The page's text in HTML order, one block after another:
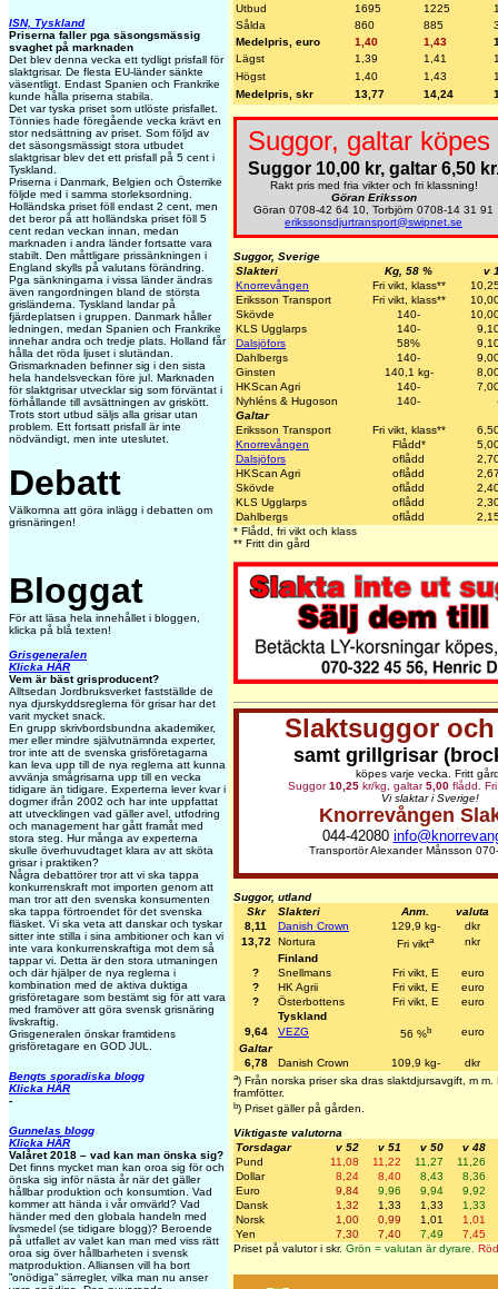
ISN, Tyskland
Priserna faller pga säsongsmässig
svaghet på marknaden
Det blev denna vecka ett tydligt prisfall för
slaktgrisar. De flesta EU-länder sänkte
väsentligt. Endast Spanien och Frankrike
kunde hålla priserna stabila.
Det var tyska priset som utlöste prisfallet.
Tönnies hade föregående vecka krävt en
stor nedsättning av priset. Som följd av
det säsongsmässigt stora utbudet
slaktgrisar blev det ett prisfall på 5 cent i
Tyskland.
Priserna i Danmark, Belgien och Österrike
följde med i samma storleksordning.
Holländska priset föll endast 2 cent, men
det beror på att holländska priset föll 5
cent redan veckan innan, medan
marknaden i andra länder fortsatte vara
stabilt. Den måttligare prissänkningen i
England skylls på valutans förändring.
Pga sänkningarna i vissa länder ändras
även rangordningen bland de största
grisländerna. Tyskland landar på
fjärdeplatsen i gruppen. Danmark håller
ledningen, medan Spanien och Frankrike
innehar andra och tredje plats. Holland får
hålla det röda ljuset i slutändan.
Grismarknaden befinner sig i den sista
hela handelsveckan före jul. Marknaden
för slaktgrisar utvecklar sig som förväntat i
förhållande till avsättningen av griskött.
Trots stort utbud säljs alla grisar utan
problem. Ett fortsatt prisfall är inte
nödvändigt, men inte uteslutet.
Debatt
Välkomna att göra inlägg i debatten om
grisnäringen!
Bloggat
För att läsa hela innehållet i bloggen,
klicka på blå texten!
Grisgeneralen
Klicka HÄR
Vem är bäst grisproducent?
Alltsedan Jordbruksverket fastställde de
nya djurskyddsreglerna för grisar har det
varit mycket snack.
En grupp skrivbordsbundna akademiker,
mer eller mindre självutnämnda experter,
tror inte att de svenska grisföretagarna
kan leva upp till de nya reglerna att kunna
avvänja smågrisarna upp till en vecka
tidigare än tidigare. Experterna lever kvar i
dogmer ifrån 2002 och har inte uppfattat
att utvecklingen vad gäller avel, utfodring
och management har gått framåt med
stora steg. Hur många av experterna
skulle överhuvudtaget klara av att sköta
grisar i praktiken?
Några debattörer tror att vi ska tappa
konkurrenskraft mot importen genom att
man tror att den svenska konsumenten
ska tappa förtroendet för det svenska
fläsket. Vi ska veta att danskar och tyskar
sitter inte stilla i sina ambitioner och kan vi
inte vara konkurrenskraftiga mot dem så
tappar vi. Detta är den stora utmaningen
och där hjälper de nya reglerna i
kombination med de aktiva duktiga
grisföretagare som bestämt sig för att vara
med framöver att göra svensk grisnäring
livskraftig.
Grisgeneralen önskar framtidens
grisföretagare en GOD JUL.
Bengts sporadiska blogg
Klicka HÄR
-
Gunnelas blogg
Klicka HÄR
Valåret 2018 – vad kan man önska sig?
Det finns mycket man kan oroa sig för och
önska sig inför nästa år när det gäller
hållbar produktion och konsumtion. Vad
kommer att hända i vår omvärld? Vad
händer med den globala handeln med
livsmedel (se tidigare blogg)? Beroende
på utfallet av valet kan man med viss rätt
oroa sig över hållbarheten i svensk
matproduktion. Alliansen vill ha bort
”onödiga” särregler, vilka man nu anser
Utbud
1695 1225
Sålda
860 885
Medelpris, euro
1,40 1,43
Lägst
1,39 1,41
Högst
1,40 1,43
Medelpris, skr
13,77 14,24
Suggor, galtar
Suggor 10,00 kr, galtar 6,50
Rakt pris med fria vikter och fri klassning!
Göran Eriksson
Göran 0708-42 64 10, Torbjörn 0708-14 31 91
erikssonsdjurtransport@swipnet.se
Suggor, Sverige
Slakteri
Kg, 58 %
v
Knorrevången
Fri vikt, klass**
Eriksson Transport
Fri vikt, klass**
Skövde
140-
KLS Ugglarps
140-
Dalsjöfors
58%
Dahlbergs
140-
Ginsten
140,1 kg-
HKScan Agri
140-
Nyhléns & Hugoson
140-
Galtar
Eriksson Transport
Fri vikt, klass**
Knorrevången
Flådd*
Dalsjöfors
oflådd
HKScan Agri
oflådd
Skövde
oflådd
KLS Ugglarps
oflådd
Dahlbergs
oflådd
* Flådd, fri vikt och klass
** Fritt din gård
Slaktsuggor
samt grillgrisar
köpes varje vecka. Fritt
Suggor10,25 kr/kg, galtar5,00 flådd.
Vi slaktar i Sverige!
Knorrevången
044-42080
Transportör Alexander Månsson
Suggor, utland
Skr
Slakteri Anm.
valuta
8,11
Danish Crown 129,9 kg-
dkr
13,72
Nortura Fri vikta
nkr
Finland
?
Snellmans Fri vikt, E
euro
?
HK Agrii Fri vikt, E
euro
?
Österbottens Fri vikt, E
euro
Tyskland
9,64
VEZG 56 %b
euro
Galtar
6,78
Danish Crown 109,9 kg- dkr
a) Från norska priser ska dras slaktdjursavgift, m
framfötter.
b) Priset gäller på gården.
Viktigaste valutorna
Torsdagar
v 52 v 51 v 50
v 48
Pund
11,08 11,22 11,27
11,26
Dollar
8,24 8,40 8,43
8,36
Euro
9,84 9,96 9,94
9,92
Dansk
1,32 1,33 1,33
1,33
Norsk
1,00 0,99 1,01
1,01
Yen
7,30 7,40 7,49
7,45
Priset på valutor i skr. Grön = valutan är dyrare.